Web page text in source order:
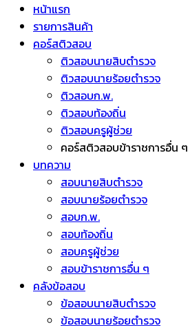
หน้าแรก
รายการสินค้า
คอร์สติวสอบ
ติวสอบนายสิบตำรวจ
ติวสอบนายร้อยตำรวจ
ติวสอบก.พ.
ติวสอบท้องถิ่น
ติวสอบครูผู้ช่วย
คอร์สติวสอบข้าราชการอื่น ๆ
บทความ
สอบนายสิบตำรวจ
สอบนายร้อยตำรวจ
สอบก.พ.
สอบท้องถิ่น
สอบครูผู้ช่วย
สอบข้าราชการอื่น ๆ
คลังข้อสอบ
ข้อสอบนายสิบตำรวจ
ข้อสอบนายร้อยตำรวจ